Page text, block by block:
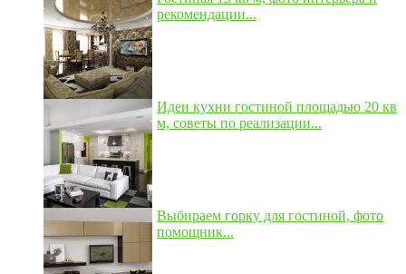
рекомендации...
Идеи кухни гостиной площадью 20 кв
м, советы по реализации...
Выбираем горку для гостиной, фото
помощник...